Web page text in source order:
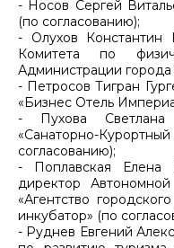
- Носов Сергей
(по согласованию);
- Олухов Константин
Комитета по
Администрации
- Петросов Тигран
«Бизнес Отель
- Пухова Светлана
«Санаторно-
согласованию);
- Поплавская Елена
директор
«Агентство
инкубатор» (по
- Руднев Евгений